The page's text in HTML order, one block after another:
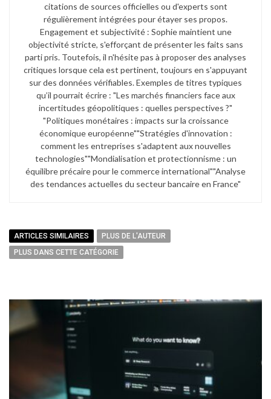
citations de sources officielles ou d'experts sont
régulièrement intégrées pour étayer ses propos.​
Engagement et subjectivité : Sophie maintient une
objectivité stricte, s'efforçant de présenter les faits sans
parti pris. Toutefois, il n'hésite pas à proposer des analyses
critiques lorsque cela est pertinent, toujours en s'appuyant
sur des données vérifiables. Exemples de titres typiques
qu’il pourrait écrire : "Les marchés financiers face aux
incertitudes géopolitiques : quelles perspectives ?"​
"Politiques monétaires : impacts sur la croissance
économique européenne"​ "Stratégies d'innovation :
comment les entreprises s'adaptent aux nouvelles
technologies"​ "Mondialisation et protectionnisme : un
équilibre précaire pour le commerce international"​ "Analyse
des tendances actuelles du secteur bancaire en France"
ARTICLES SIMILAIRES
PLUS DE L'AUTEUR
PLUS DANS CETTE CATÉGORIE